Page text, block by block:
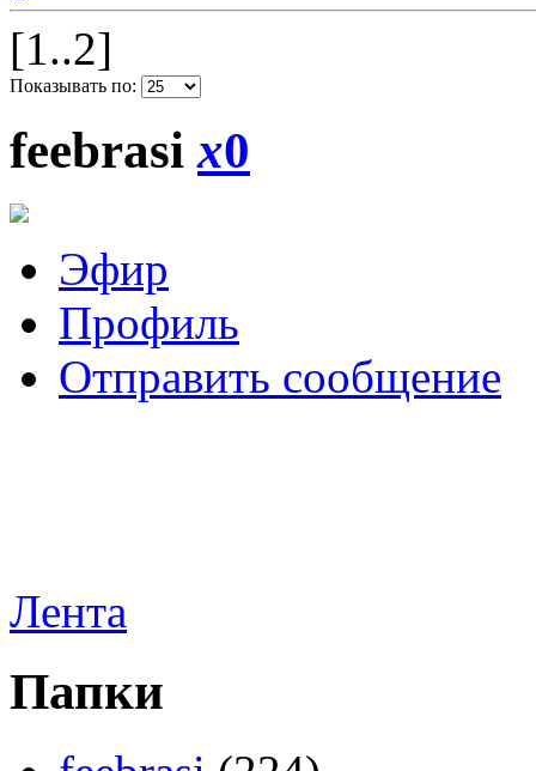
[1..2]
Показывать по:
feebrasix0
Эфир
Профиль
Отправить сообщение
Лента
Папки